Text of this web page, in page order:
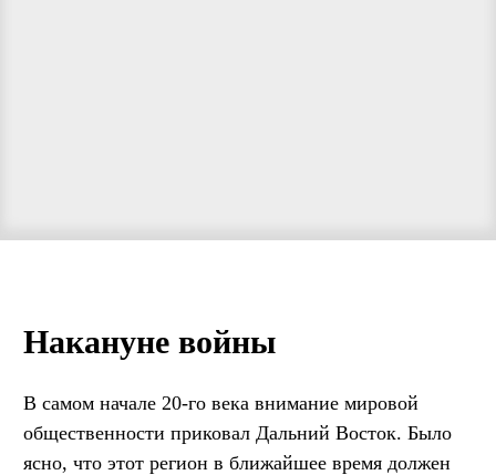
Накануне войны
В самом начале 20-го века внимание мировой
общественности приковал Дальний Восток. Было
ясно, что этот регион в ближайшее время должен